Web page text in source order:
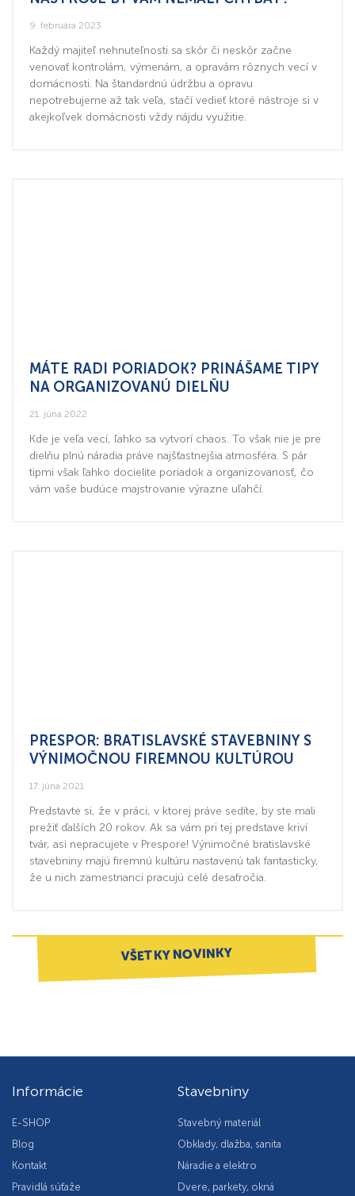
9. februára 2023
Každý majiteľ nehnuteľnosti sa skôr či neskôr začne
venovať kontrolám, výmenám, a opravám rôznych vecí v
domácnosti. Na štandardnú údržbu a opravu
nepotrebujeme až tak veľa, stačí vedieť ktoré nástroje si v
akejkoľvek domácnosti vždy nájdu využitie.
MÁTE RADI PORIADOK? PRINÁŠAME TIPY
NA ORGANIZOVANÚ DIELŇU
21. júna 2022
Kde je veľa vecí, ľahko sa vytvorí chaos. To však nie je pre
dielňu plnú náradia práve najšťastnejšia atmosféra. S pár
tipmi však ľahko docielite poriadok a organizovanosť, čo
vám vaše budúce majstrovanie výrazne uľahčí.
PRESPOR: BRATISLAVSKÉ STAVEBNINY S
VÝNIMOČNOU FIREMNOU KULTÚROU
17. júna 2021
Predstavte si, že v práci, v ktorej práve sedíte, by ste mali
prežiť ďalších 20 rokov. Ak sa vám pri tej predstave kriví
tvár, asi nepracujete v Prespore! Výnimočné bratislavské
stavebniny majú firemnú kultúru nastavenú tak fantasticky,
že u nich zamestnanci pracujú celé desaťročia.
VŠETKY NOVINKY
Informácie
E-SHOP
Blog
Kontakt
Pravidlá súťaže
Stavebniny
Stavebný materiál
Obklady, dlažba, sanita
Náradie a elektro
Dvere, parkety, okná